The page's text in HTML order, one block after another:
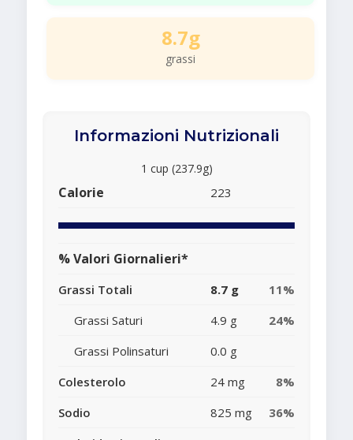
8.7g
grassi
Informazioni Nutrizionali
1 cup (237.9g)
Calorie 223
% Valori Giornalieri*
Grassi Totali 8.7 g
11%
Grassi Saturi
4.9 g
24%
Grassi Polinsaturi
0.0 g
Colesterolo
24 mg
8%
Sodio
825 mg
36%